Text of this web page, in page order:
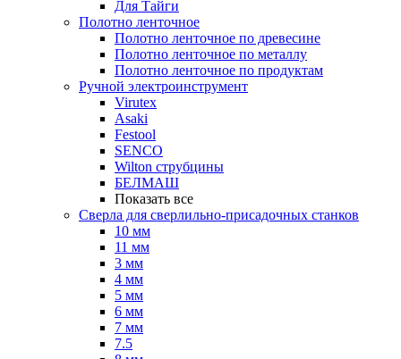
Для Тайги
Полотно ленточное
Полотно ленточное по древесине
Полотно ленточное по металлу
Полотно ленточное по продуктам
Ручной электроинструмент
Virutex
Asaki
Festool
SENCO
Wilton струбцины
БЕЛМАШ
Показать все
Сверла для сверлильно-присадочных станков
10 мм
11 мм
3 мм
4 мм
5 мм
6 мм
7 мм
7.5